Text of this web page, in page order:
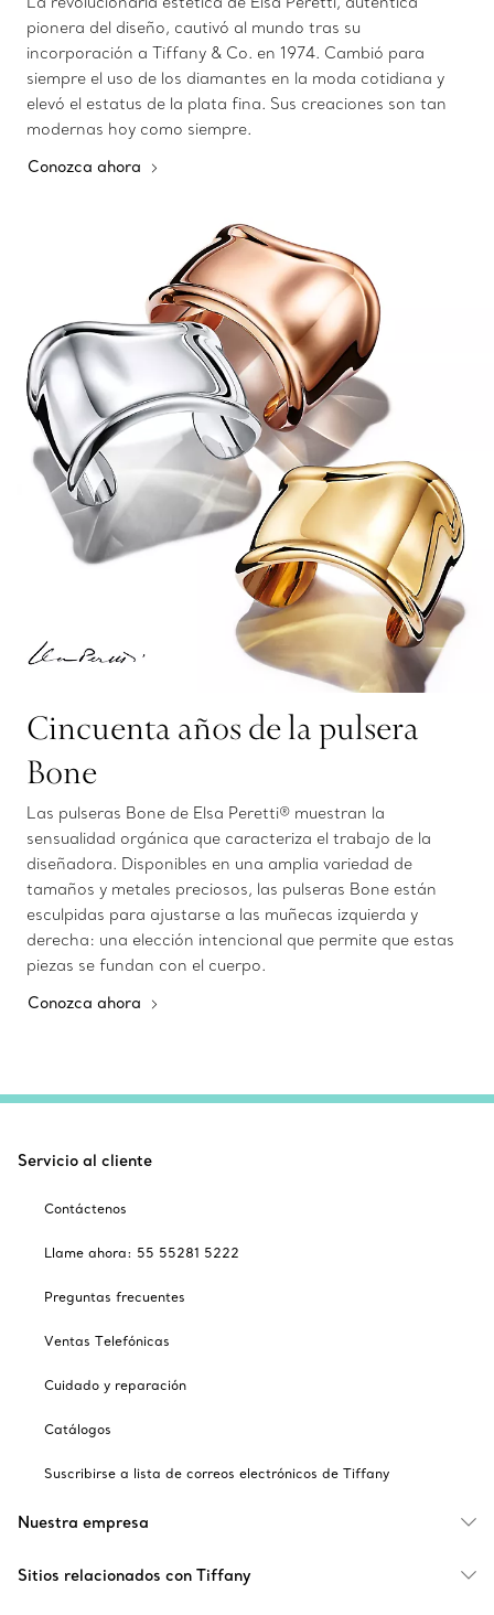
pionera del diseño, cautivó al mundo tras su
incorporación a Tiffany & Co. en 1974. Cambió para
siempre el uso de los diamantes en la moda cotidiana y
elevó el estatus de la plata fina. Sus creaciones son tan
modernas hoy como siempre.
Conozca ahora
Cincuenta años de la pulsera
Bone
Las pulseras Bone de Elsa Peretti® muestran la
sensualidad orgánica que caracteriza el trabajo de la
diseñadora. Disponibles en una amplia variedad de
tamaños y metales preciosos, las pulseras Bone están
esculpidas para ajustarse a las muñecas izquierda y
derecha: una elección intencional que permite que estas
piezas se fundan con el cuerpo.
Conozca ahora
Servicio al cliente
Contáctenos
Llame ahora: 55 55281 5222
Preguntas frecuentes
Ventas Telefónicas
Cuidado y reparación
Catálogos
Suscribirse a lista de correos electrónicos de Tiffany
Nuestra empresa
Sitios relacionados con Tiffany